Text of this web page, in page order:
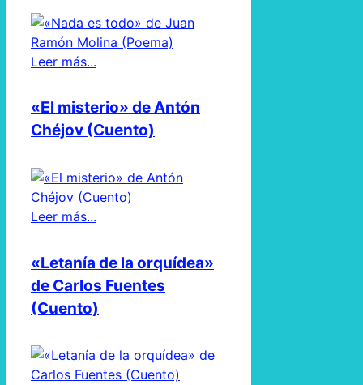
Leer más...
«El misterio» de Antón
Chéjov (Cuento)
Leer más...
«Letanía de la orquídea»
de Carlos Fuentes
(Cuento)